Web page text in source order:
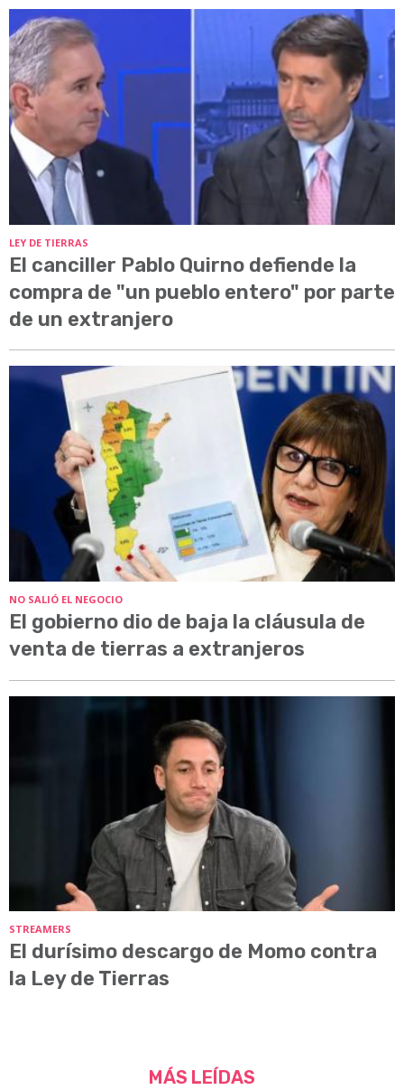
LEY DE TIERRAS
El canciller Pablo Quirno defiende la
compra de "un pueblo entero" por parte
de un extranjero
NO SALIÓ EL NEGOCIO
El gobierno dio de baja la cláusula de
venta de tierras a extranjeros
STREAMERS
El durísimo descargo de Momo contra
la Ley de Tierras
MÁS LEÍDAS